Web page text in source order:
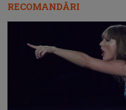
RECOMANDĂRI